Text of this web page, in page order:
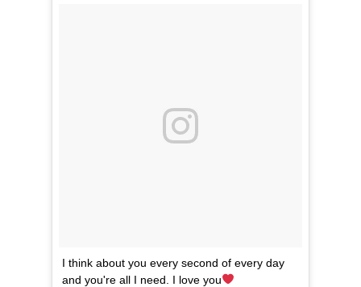
I think about you every second of every day
and you're all I need. I love you